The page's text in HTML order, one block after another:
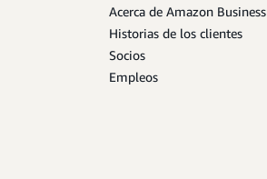
Acerca de Amazon Business
Historias de los clientes
Socios
Empleos